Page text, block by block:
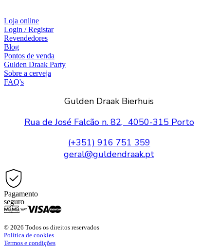
Loja online
Login / Registar
Revendedores
Blog
Pontos de venda
Gulden Draak Party
Sobre a cerveja
FAQ's
Gulden Draak Bierhuis
Rua de José Falcão n. 82, 4050-315 Porto
(+351) 916 751 359
geral@guldendraak.pt
Pagamento
seguro
© 2026 Todos os direitos reservados
Política de cookies
Termos e condições